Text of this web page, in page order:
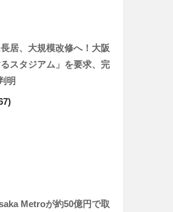
居、大規模改修へ！大阪
スタジアム」を要求、完
明
Metroが約50億円で取